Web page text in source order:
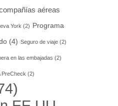
aéreas
York (2) Programa
(4) Seguro de viaje(2)
en las embajadas (2)
PreCheck (2)